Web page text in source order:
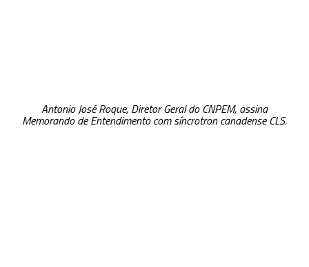
Antonio José Roque, Diretor Geral do CNPEM, assina
Memorando de Entendimento com síncrotron canadense CLS.